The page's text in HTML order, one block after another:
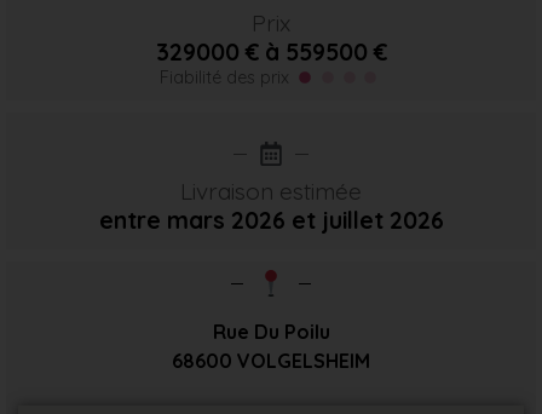
Prix
329000 € à 559500 €
Fiabilité des prix
Livraison estimée
entre mars 2026 et juillet 2026
Rue Du Poilu
68600 VOLGELSHEIM